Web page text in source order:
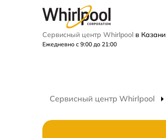
Сервисный центр Whirlpool в Казани
Ежедневно с 9:00 до 21:00
Сервисный центр Whirlpool